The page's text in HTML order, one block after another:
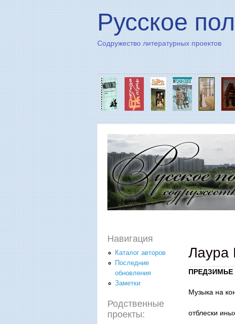
Русское
Содружество литературных проектов
ПРЕДЗИМЬЕ
Музыка на
отблески
Навигация
Каталог авторов
Последние
обновления
Заметки
Родственные
проекты: